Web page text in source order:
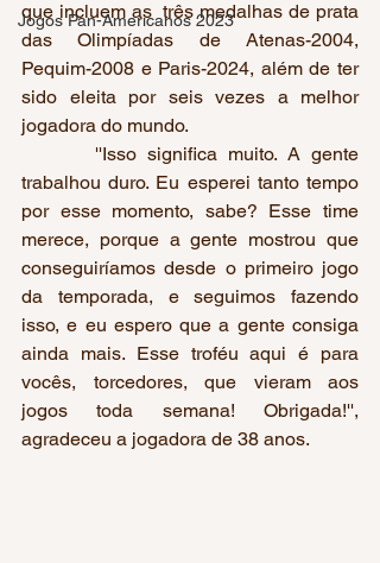
Jogos Pan-Americanos 2023
que incluem as  três medalhas de prata
das Olimpíadas de Atenas-2004,
Pequim-2008 e Paris-2024, além de ter
sido eleita por seis vezes a melhor
jogadora do mundo.
trabalhou duro. Eu esperei tanto tempo
por esse momento, sabe? Esse time
merece, porque a gente mostrou que
conseguiríamos desde o primeiro jogo
da temporada, e seguimos fazendo
isso, e eu espero que a gente consiga
ainda mais. Esse troféu aqui é para
vocês, torcedores, que vieram aos
jogos toda semana! Obrigada!'',
agradeceu a jogadora de 38 anos.